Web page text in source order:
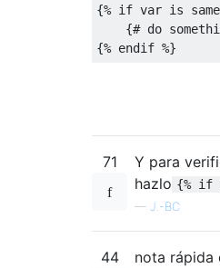
{% if var is
{# do
{% endif %}
71
Y para
hazlo {% if
— J.-BC
44
nota rápida